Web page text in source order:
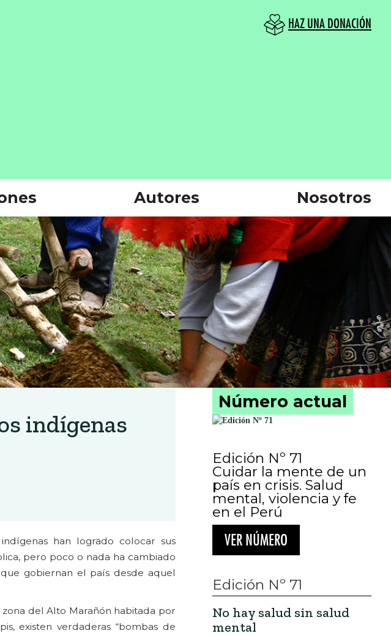
HAZ UNA DONACIÓN
Autores Nosotros
indígenas
han logrado colocar sus
pero poco o nada ha cambiado
gobiernan el país desde aquel
zona del Alto Marañón habitada por
existen verdaderas “bombas de
Número actual
Edición Nº 71
Cuidar la mente de un
país en crisis. Salud
mental, violencia y fe
en el Perú
VER NÚMERO
Edición Nº 71
No hay salud sin salud
mental